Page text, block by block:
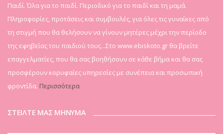
Παιδί. Όλα για το παιδί. Περιοδικό για το παιδί και τη μαμά.
Πληροφορίες, προτάσεις και συμβουλές, για όλες τις γυναίκες από
τη στιγμή που θα θελήσουν να γίνουν μητέρες μέχρι την περίοδο
της εφηβείας του παιδιού τους...Στο www.ebiskoto.gr θα βρείτε
επαγγελματίες, που θα σας βοηθήσουν σε κάθε βήμα και θα σας
προσφέρουν κορυφαίες υπηρεσίες με συνέπεια και προσωπική
φροντίδα. Περισσότερα
ΣΤΕΙΛΤΕ ΜΑΣ ΜΗΝΥΜΑ